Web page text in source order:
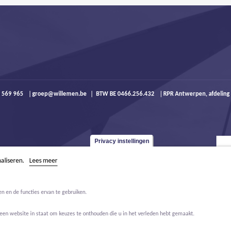
965 groep@willemen.be BTW BE 0466.256.432 RPR Antwerpen,
Privacy instellingen
Lees meer
en de functies ervan te gebruiken.
website in staat om keuzes te onthouden die u in het verleden hebt gemaakt.